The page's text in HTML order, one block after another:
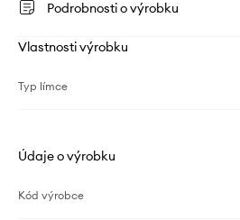
Podrobnosti o výrobku
Vlastnosti výrobku
Typ límce
Údaje o výrobku
Kód výrobce